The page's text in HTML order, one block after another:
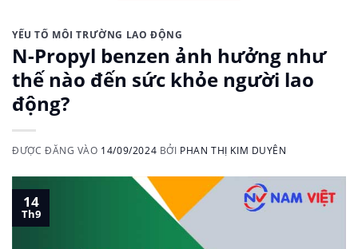
YẾU TỐ MÔI TRƯỜNG LAO ĐỘNG
N-Propyl benzen ảnh hưởng như
thế nào đến sức khỏe người lao
động?
ĐƯỢC ĐĂNG VÀO 14/09/2024 BỞI PHAN THỊ KIM DUYÊN
14
Th9